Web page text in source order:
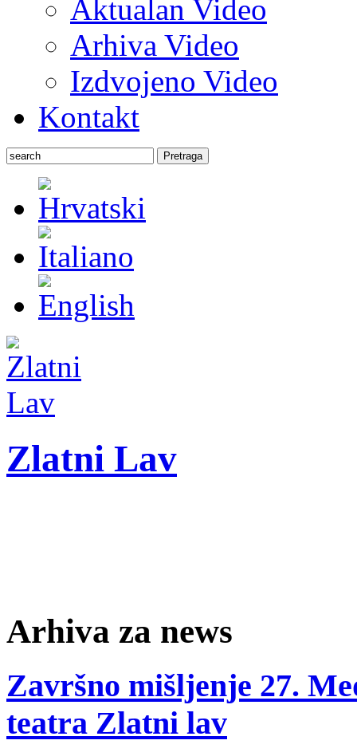
Aktualan Video
Arhiva Video
Izdvojeno Video
Kontakt
Pretraga
Zlatni Lav
Arhiva za news
Završno mišljenje 27.
teatra Zlatni lav